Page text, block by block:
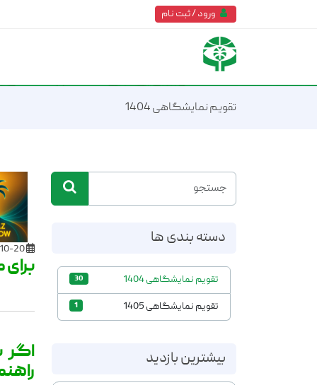
ورود / ثبت نام
تقویم نمایشگاهی 1404
دسته بندی ها
تقویم نمایشگاهی 1404 30
تقویم نمایشگاهی 1405 1
بیشترین بازدید
اگر